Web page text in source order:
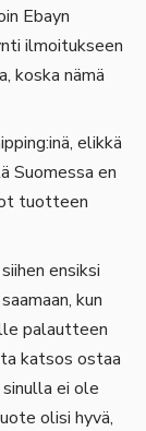
Ebayn
ilmoitukseen
koska nämä
elikkä
Suomessa en
tuotteen
ensiksi
kun
palautteen
katsos ostaa
ei ole
olisi hyvä,